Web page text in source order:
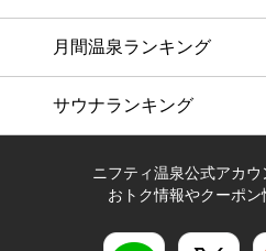
月間温泉ランキング
サウナランキング
ニフティ温泉公式アカ
おトク情報やクーポン